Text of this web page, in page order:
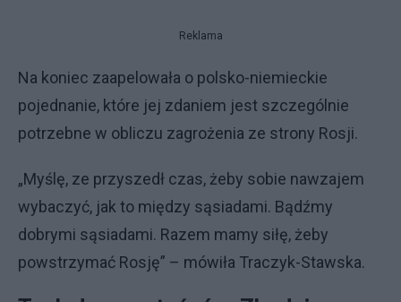
Reklama
Na koniec zaapelowała o polsko-niemieckie
pojednanie, które jej zdaniem jest szczególnie
potrzebne w obliczu zagrożenia ze strony Rosji.
„Myślę, ze przyszedł czas, żeby sobie nawzajem
wybaczyć, jak to między sąsiadami. Bądźmy
dobrymi sąsiadami. Razem mamy siłę, żeby
powstrzymać Rosję” – mówiła Traczyk-Stawska.